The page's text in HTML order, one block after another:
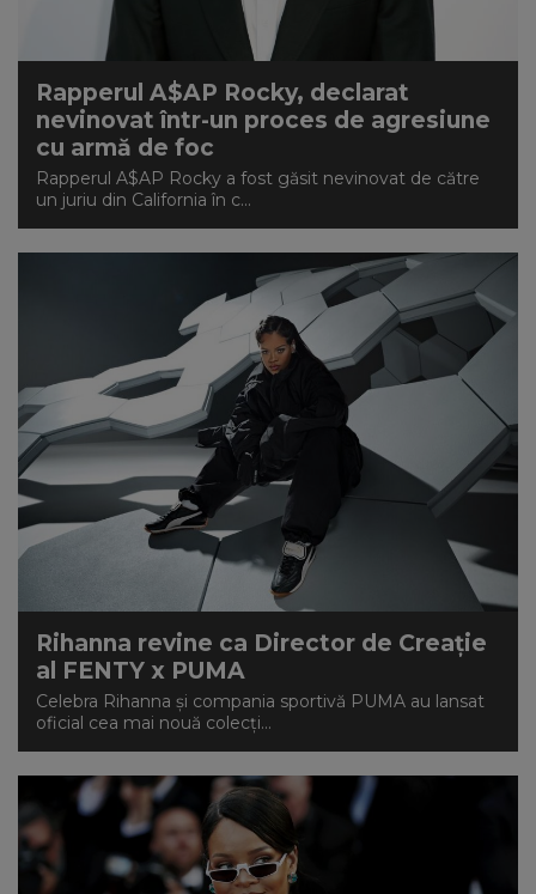
CONTUL MEU
Rapperul A$AP Rocky, declarat
nevinovat într-un proces de agresiune
cu armă de foc
Rapperul A$AP Rocky a fost găsit nevinovat de către
un juriu din California în c...
Rihanna revine ca Director de Creație
al FENTY x PUMA
Celebra Rihanna și compania sportivă PUMA au lansat
oficial cea mai nouă colecți...